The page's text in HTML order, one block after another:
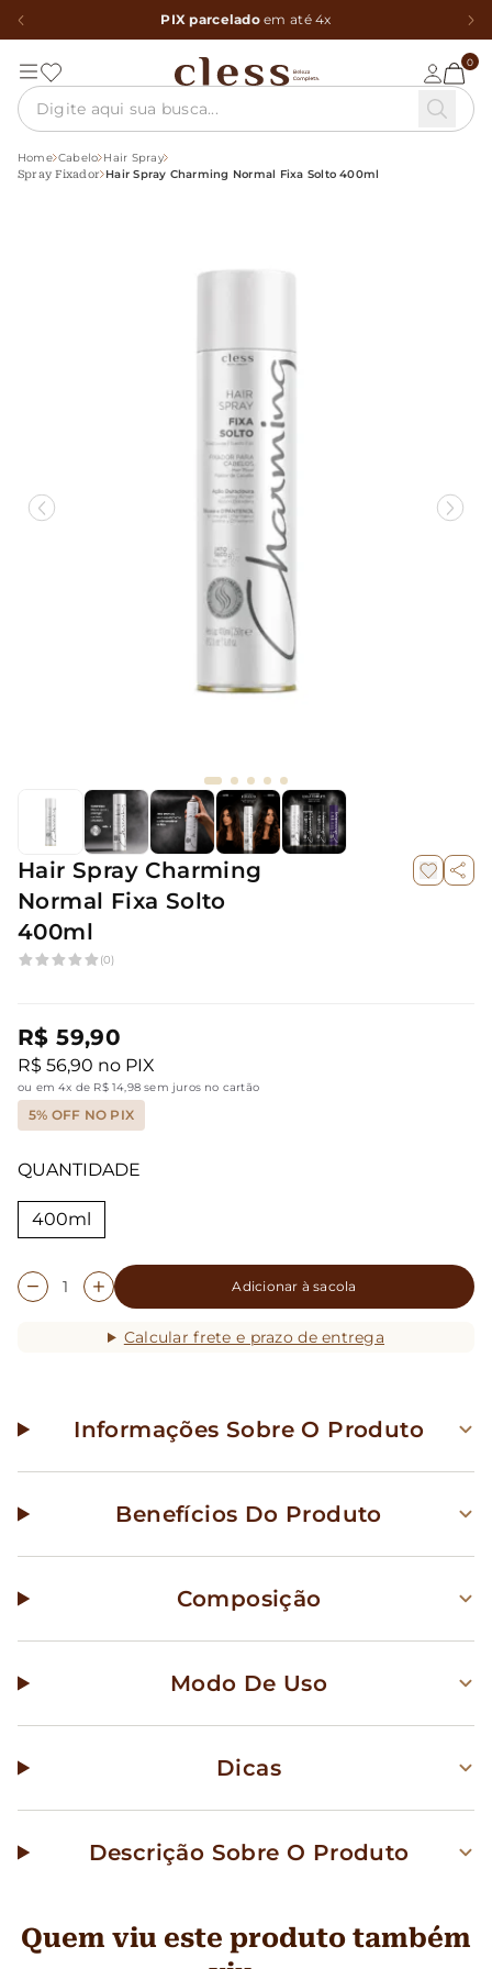
PIX parceladoem até 4x
0
Home Cabelo Hair Spray
Spray Fixador Hair Spray Charming Normal Fixa Solto 400ml
Hair Spray Charming
Normal Fixa Solto
400ml
(0)
R$ 59,90
R$ 56,90 no PIX
ou em 4x de R$ 14,98 sem juros no cartão
5% OFF NO PIX
QUANTIDADE
400ml
Adicionar à sacola
Calcular frete e prazo de entrega
Informações Sobre O Produto
Benefícios Do Produto
Composição
Modo De Uso
Dicas
Descrição Sobre O Produto
Quem viu este produto também